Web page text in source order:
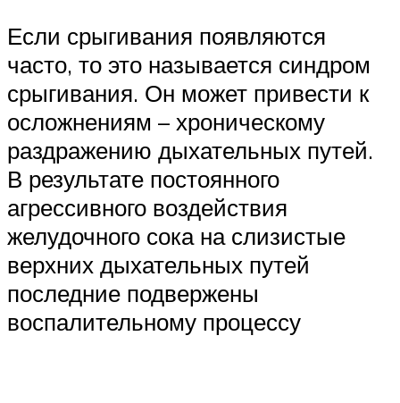
Если срыгивания появляются
часто, то это называется синдром
срыгивания. Он может привести к
осложнениям – хроническому
раздражению дыхательных путей.
В результате постоянного
агрессивного воздействия
желудочного сока на слизистые
верхних дыхательных путей
последние подвержены
воспалительному процессу